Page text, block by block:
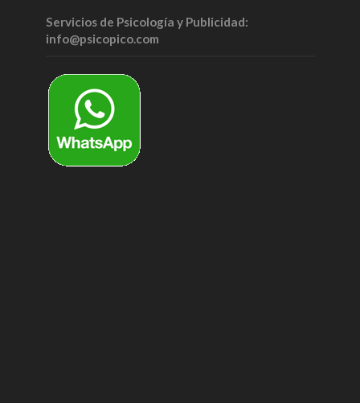
Servicios de Psicología y Publicidad:
info@psicopico.com